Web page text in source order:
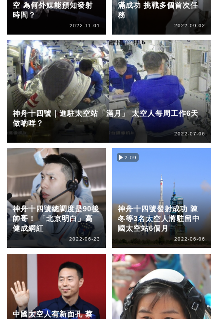
空 為何外媒能預知發射
時間？
2022-11-01
滿成功 挑戰多個首次任
務
2022-09-02
神舟十四號｜進駐太空站「滿月」 太空人每周工作6天
做啲咩？
2022-07-06
神舟十四號總調度是90後
帥哥！ 「北京明白」高
健成網紅
2022-06-23
2:09
神舟十四號發射成功 陳
冬等3名太空人將駐留中
國太空站6個月
2022-06-06
中國太空人有新面孔 蔡